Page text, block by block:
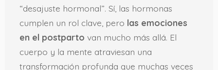
“desajuste hormonal”. Sí, las hormonas
cumplen un rol clave, pero las emociones
en el postparto van mucho más allá. El
cuerpo y la mente atraviesan una
transformación profunda que muchas veces